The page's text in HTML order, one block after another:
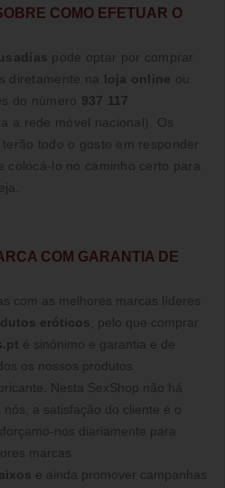
COMO EFETUAR O
pode optar por comprar
diretamente na loja online ou
do número 937 117
a rede móvel nacional)
. Os
todo o gosto em responder
colocá-lo no caminho certo para
COM GARANTIA DE
com as melhores marcas líderes
eróticos , pelo que comprar
é sinónimo e garantia e de
os nossos produtos
Nesta SexShop não há
nós, a satisfação do cliente é o
nos diariamente para
marcas
e ainda promover campanhas